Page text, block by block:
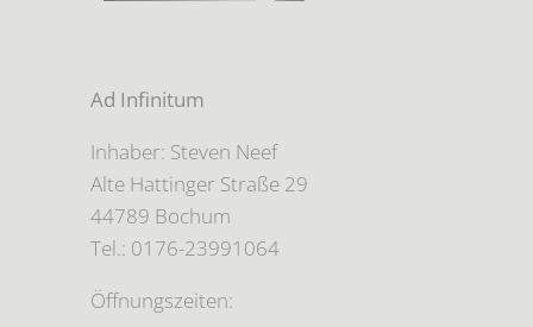
Ad Infinitum
Inhaber: Steven Neef
Alte Hattinger Straße 29
44789 Bochum
Tel.: 0176-23991064
Öffnungszeiten: